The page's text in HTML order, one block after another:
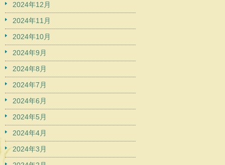
2024年12月
2024年11月
2024年10月
2024年9月
2024年8月
2024年7月
2024年6月
2024年5月
2024年4月
2024年3月